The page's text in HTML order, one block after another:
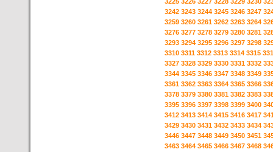
3242 3243 3244 3245 3246 3247
3259 3260 3261 3262 3263 3264
3276 3277 3278 3279 3280 3281
3293 3294 3295 3296 3297 3298
3310 3311 3312 3313 3314 3315
3327 3328 3329 3330 3331 3332
3344 3345 3346 3347 3348 3349
3361 3362 3363 3364 3365 3366
3378 3379 3380 3381 3382 3383
3395 3396 3397 3398 3399 3400
3412 3413 3414 3415 3416 3417
3429 3430 3431 3432 3433 3434
3446 3447 3448 3449 3450 3451
3463 3464 3465 3466 3467 3468